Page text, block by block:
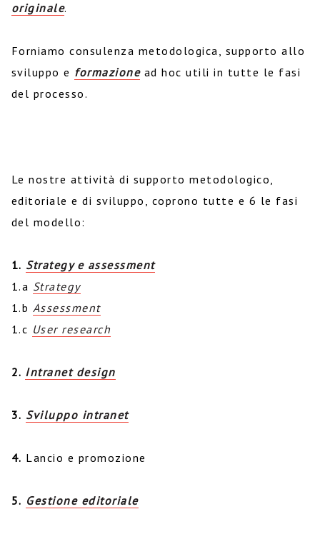
originale.
Forniamo consulenza metodologica, supporto allo
sviluppo e formazionead hoc utili in tutte le fasi
del processo.
Le nostre attività di supporto metodologico,
editoriale e di sviluppo, coprono tutte e 6 le fasi
del modello:
1. Strategy e assessment
1.a Strategy
1.b Assessment
1.c User research
2. Intranet design
3. Sviluppo intranet
4. Lancio e promozione
5. Gestione editoriale